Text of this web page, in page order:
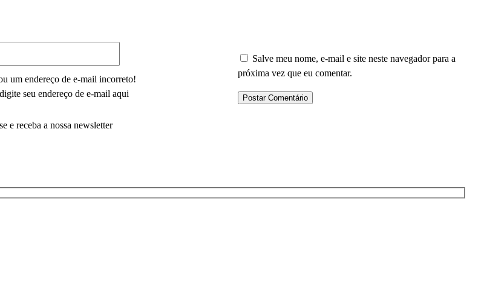
um endereço de e-mail incorreto!
seu endereço de e-mail aqui
Salve meu nome, e-mail e site neste navegador para a
próxima vez que eu comentar.
e receba a nossa newsletter